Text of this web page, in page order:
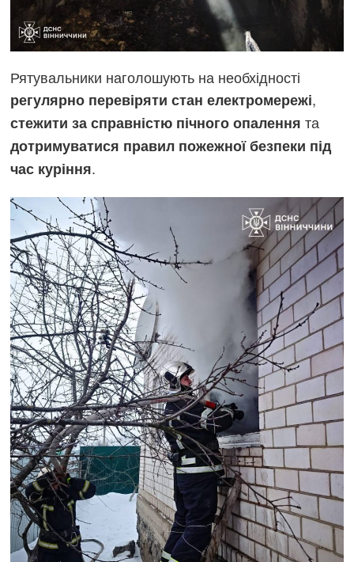
Рятувальники наголошують на необхідності
регулярно перевіряти стан електромережі,
стежити за справністю пічного опалення та
дотримуватися правил пожежної безпеки під
час куріння.